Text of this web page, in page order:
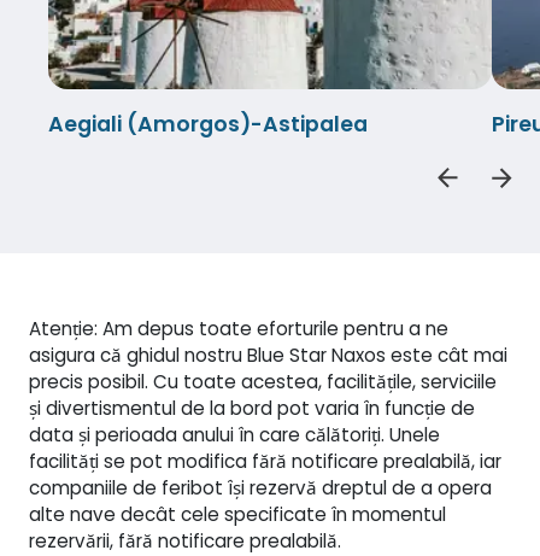
Aegiali (Amorgos)-Astipalea
Atenție: Am depus toate eforturile pentru a ne
asigura că ghidul nostru Blue Star Naxos este cât mai
precis posibil. Cu toate acestea, facilitățile, serviciile
și divertismentul de la bord pot varia în funcție de
data și perioada anului în care călătoriți. Unele
facilități se pot modifica fără notificare prealabilă, iar
companiile de feribot își rezervă dreptul de a opera
alte nave decât cele specificate în momentul
rezervării, fără notificare prealabilă.